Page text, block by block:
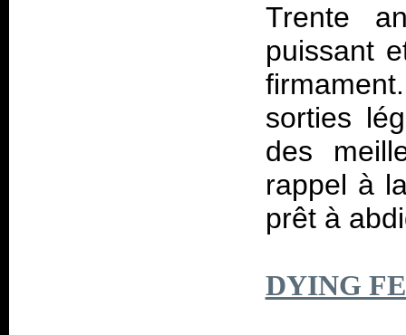
Trente
puissant
sorties
des
rappel à
prêt à
DYING